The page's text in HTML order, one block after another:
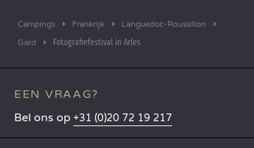
Campings Frankrijk
Languedoc-Roussillon
Gard
Fotografiefestival in Arles
EEN VRAAG?
Bel ons op +31 (0)20 72 19 217